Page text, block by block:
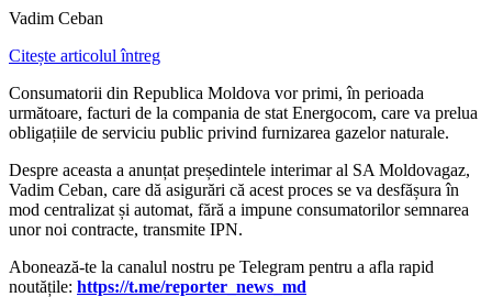
Vadim Ceban
Citește articolul întreg
Consumatorii din Republica Moldova vor primi, în perioada
următoare, facturi de la compania de stat Energocom, care va prelua
obligațiile de serviciu public privind furnizarea gazelor naturale.
Despre aceasta a anunțat președintele interimar al SA Moldovagaz,
Vadim Ceban, care dă asigurări că acest proces se va desfășura în
mod centralizat și automat, fără a impune consumatorilor semnarea
unor noi contracte, transmite IPN.
‍Abonează-te la canalul nostru pe Telegram pentru a afla rapid
noutățile: https://t.me/reporter_news_md